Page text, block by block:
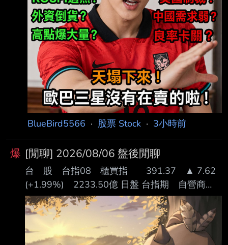
30 4.1月1日累計至本期止營業收入(仟
元):3,133,113 5.1月1日累計至本期止營業毛利
(毛損) (仟元)
BlueBird5566 · 股票 Stock · 3小時前
爆 [閒聊] 2026/08/06 盤後閒聊
台 股 台指08 櫃買指 391.37 ▲ 7.62
(+1.99%) 2233.50億 日盤 台指期 自營商
+1,299 投信 -412 外資 -2,121 台指選 自營商
-3,005 投信 -341 外資 -1,440 上市 漲停家數
(+10%) 20 (統新、富世達、吉祥全、精聯、聯
茂、建準、東和鋼鐵、氣立、 鴻準、州巧、邁